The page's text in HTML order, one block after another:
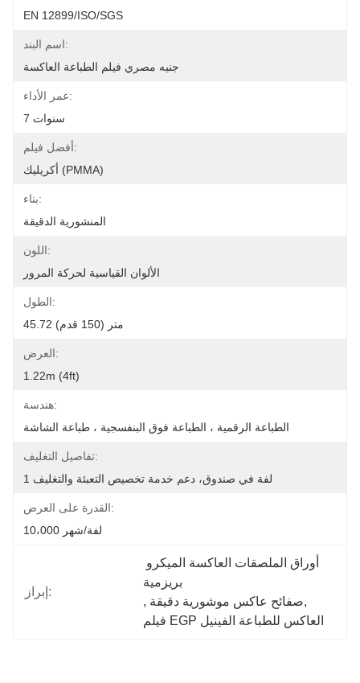
EN 12899/ISO/SGS
اسم البند:
جنيه مصري فيلم الطباعة العاكسة
عمر الأداء:
7 سنوات
أفضل فيلم:
أكريليك (PMMA)
بناء:
المنشورية الدقيقة
اللون:
الألوان القياسية لحركة المرور
الطول:
45.72 متر (150 قدم)
العرض:
1.22m (4ft)
هندسة:
الطباعة الرقمية ، الطباعة فوق البنفسجية ، طباعة الشاشة
تفاصيل التغليف:
1 لفة في صندوق، دعم خدمة تخصيص التعبئة والتغليف
القدرة على العرض:
10،000 لفة/شهر
إبراز:
بريزمية
, صفائح عاكس موشورية دقيقة,
فيلم EGP العاكس للطباعة الفينيل